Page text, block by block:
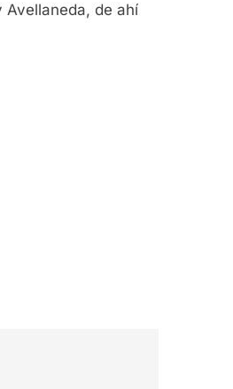
Avellaneda, de ahí